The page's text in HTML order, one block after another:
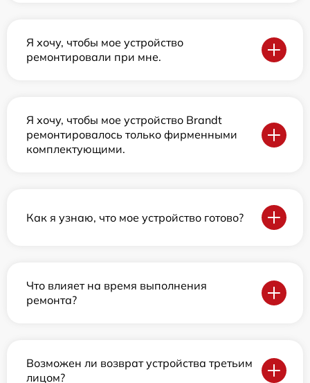
Я хочу, чтобы мое устройство
ремонтировали при мне.
Я хочу, чтобы мое устройство Brandt
ремонтировалось только фирменными
комплектующими.
Как я узнаю, что мое устройство готово?
Что влияет на время выполнения
ремонта?
Возможен ли возврат устройства третьим
лицом?